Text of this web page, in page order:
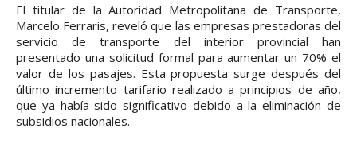
El titular de la Autoridad Metropolitana de Transporte,
Marcelo Ferraris, reveló que las empresas prestadoras del
servicio de transporte del interior provincial han
presentado una solicitud formal para aumentar un 70% el
valor de los pasajes. Esta propuesta surge después del
último incremento tarifario realizado a principios de año,
que ya había sido significativo debido a la eliminación de
subsidios nacionales.